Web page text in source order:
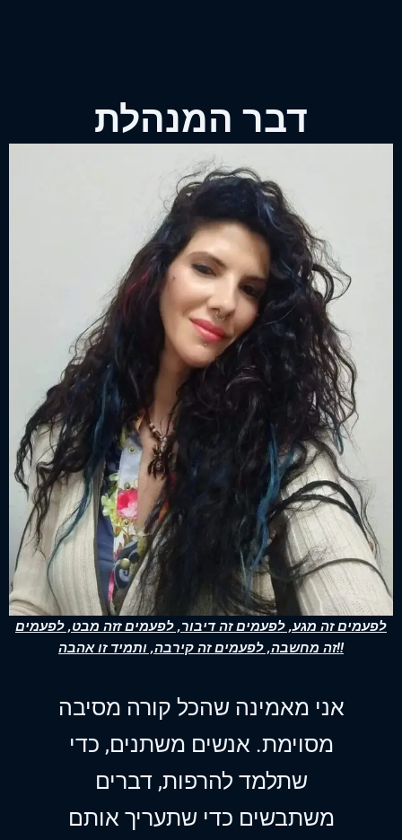
דבר המנהלת
לפעמים זה מגע, לפעמים זה דיבור, לפעמים זזה מבט, לפעמים
זה מחשבה, לפעמים זה קירבה, ותמיד זו אהבה!!
אני מאמינה שהכל קורה מסיבה
מסוימת. אנשים משתנים, כדי
שתלמד להרפות, דברים
משתבשים כדי שתעריך אותם